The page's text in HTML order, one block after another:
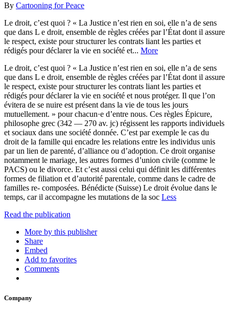
By Cartooning for Peace
Le droit, c’est quoi ? « La Justice n’est rien en soi, elle n’a de sens
que dans L e droit, ensemble de règles créées par l’État dont il assure
le respect, existe pour structurer les contrats liant les parties et
rédigés pour déclarer la vie en société et... More
Le droit, c’est quoi ? « La Justice n’est rien en soi, elle n’a de sens
que dans L e droit, ensemble de règles créées par l’État dont il assure
le respect, existe pour structurer les contrats liant les parties et
rédigés pour déclarer la vie en société et nous protéger. Il que l’on
évitera de se nuire est présent dans la vie de tous les jours
mutuellement. » pour chacun·e d’entre nous. Ces règles Épicure,
philosophe grec (342 — 270 av. jc) régissent les rapports individuels
et sociaux dans une société donnée. C’est par exemple le cas du
droit de la famille qui encadre les relations entre les individus unis
par un lien de parenté, d’alliance ou d’adoption. Ce droit organise
notamment le mariage, les autres formes d’union civile (comme le
PACS) ou le divorce. Et c’est aussi celui qui définit les différentes
formes de filiation et d’autorité parentale, comme dans le cadre de
familles re- composées. Bénédicte (Suisse) Le droit évolue dans le
temps, car il accompagne les mutations de la soc Less
Read the publication
More by this publisher
Share
Embed
Add to favorites
Comments
Company